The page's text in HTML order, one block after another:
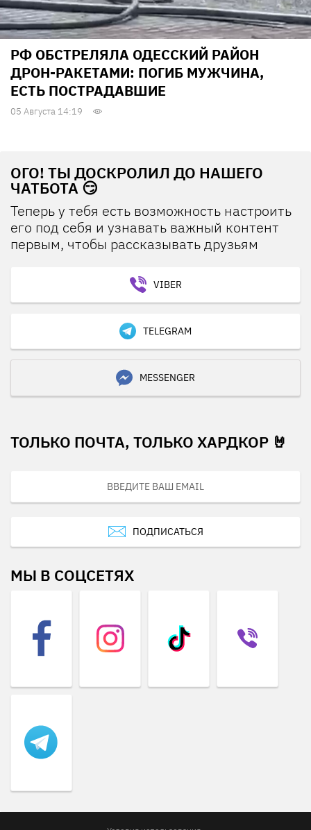
РФ ОБСТРЕЛЯЛА ОДЕССКИЙ РАЙОН
ДРОН-РАКЕТАМИ: ПОГИБ МУЖЧИНА,
ЕСТЬ ПОСТРАДАВШИЕ
05 Августа 14:19
ОГО! ТЫ ДОСКРОЛИЛ ДО НАШЕГО
ЧАТБОТА 😏
Теперь у тебя есть возможность настроить
его под себя и узнавать важный контент
первым, чтобы рассказывать друзьям
VIBER
TELEGRAM
MESSENGER
ТОЛЬКО ПОЧТА, ТОЛЬКО ХАРДКОР 🤘
ПОДПИСАТЬСЯ
МЫ В СОЦСЕТЯХ